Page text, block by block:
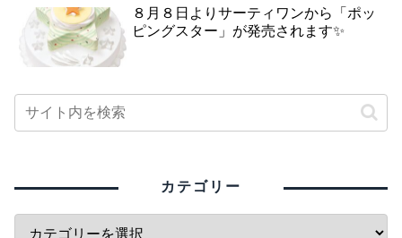
８月８日よりサーティワンから「ポッ
ピングスター」が発売されます✨
カテゴリー